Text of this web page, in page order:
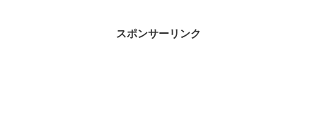
スポンサーリンク